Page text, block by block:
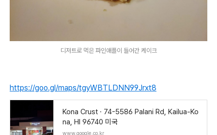
디저트로 먹은 파인애플이 들어간 케이크
https://goo.gl/maps/tgyWBTLDNN99Jrxt8
Kona Crust · 74-5586 Palani Rd, Kailua-Ko
na, HI 96740 미국
www.google.co.kr